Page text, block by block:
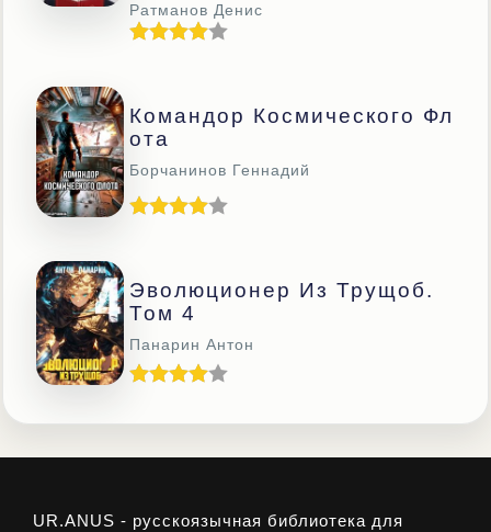
Ратманов Денис
Командор Космического Фл
Ота
Борчанинов Геннадий
Эволюционер Из Трущоб.
Том 4
Панарин Антон
UR.ANUS - русскоязычная библиотека для